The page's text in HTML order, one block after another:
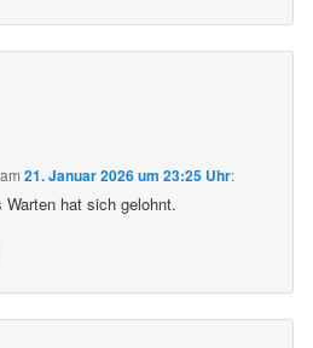
am21. Januar 2026 um 23:25 Uhr:
Warten hat sich gelohnt.